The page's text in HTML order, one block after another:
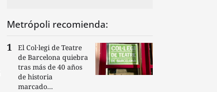
Metrópoli recomienda:
El Col·legi de Teatre
de Barcelona quiebra
tras más de 40 años
de historia
marcado...